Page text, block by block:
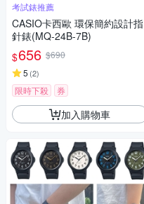
考試錶推薦
CASIO卡西歐 環保簡約設計指
針錶(MQ-24B-7B)
$656 $690
5 (2)
限時下殺 券
加入購物車